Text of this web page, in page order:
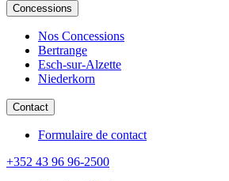
Concessions
Nos Concessions
Bertrange
Esch-sur-Alzette
Niederkorn
Contact
Formulaire de contact
+352 43 96 96-2500